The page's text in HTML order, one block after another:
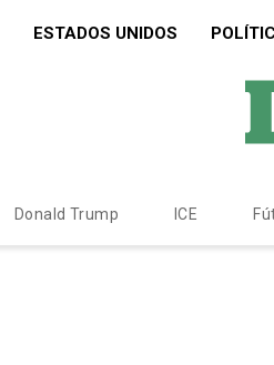
ESTADOS UNIDOS
Donald Trump ICE